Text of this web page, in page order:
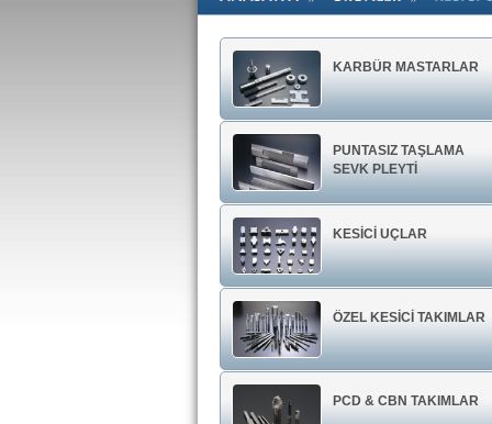
KARBÜR MASTARLAR
PUNTASIZ TAŞLAMA
SEVK PLEYTİ
KESİCİ UÇLAR
ÖZEL KESİCİ TAKIMLAR
PCD & CBN TAKIMLAR